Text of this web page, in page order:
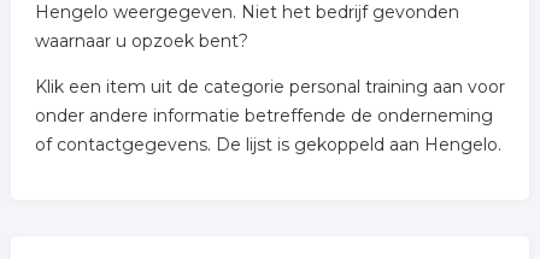
Hengelo weergegeven. Niet het bedrijf gevonden
waarnaar u opzoek bent?
Klik een item uit de categorie personal training aan voor
onder andere informatie betreffende de onderneming
of contactgegevens. De lijst is gekoppeld aan Hengelo.